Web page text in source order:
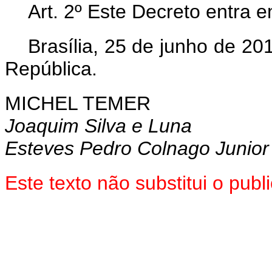
Art. 2º Este Decreto entra
Brasília, 25 de junho de
República.
MICHEL TEMER
Joaquim Silva e Luna
Esteves Pedro Colnago Junior
Este texto não substitui o